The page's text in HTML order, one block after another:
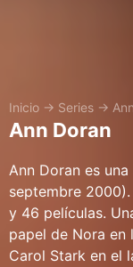
Inicio → Series →
Ann Doran
Ann Doran es
septembre
y 46 películas.
papel de Nora en
Carol Stark en el